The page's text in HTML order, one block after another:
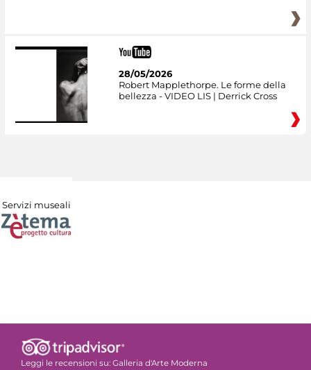
28/05/2026
Robert Mapplethorpe. Le forme della
bellezza - VIDEO LIS | Derrick Cross
Servizi museali
Leggi le recensioni su: Galleria d'Arte Moderna